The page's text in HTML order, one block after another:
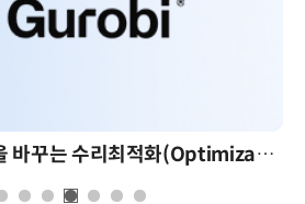
AI 시대의 의사결정을 바꾸는 수리최적화(Optimization): 실제 산업 적용 사례와 활용 전략